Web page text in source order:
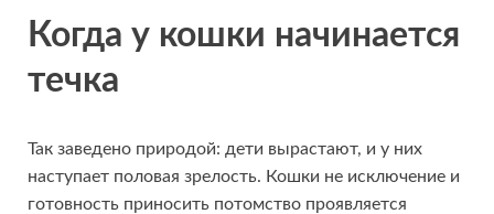
Когда у кошки начинается
течка
Так заведено природой: дети вырастают, и у них
наступает половая зрелость. Кошки не исключение и
готовность приносить потомство проявляется